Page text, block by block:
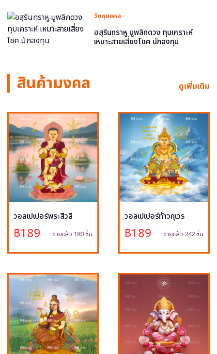
วัตถุมงคล
อสุรินทราหู มูพลิกดวง ทุบเคราะห์
เหมาะสายเสี่ยงโชค นักลงทุน
สินค้ามงคล ดูเพิ่มเติม
วอลเปเปอร์พระสีวลี
฿189 ขายแล้ว 180 ชิ้น
วอลเปเปอร์ท้าวกุเวร
฿189 ขายแล้ว 242 ชิ้น